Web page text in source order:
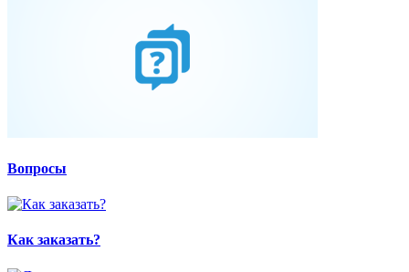
Вопросы
Как заказать?